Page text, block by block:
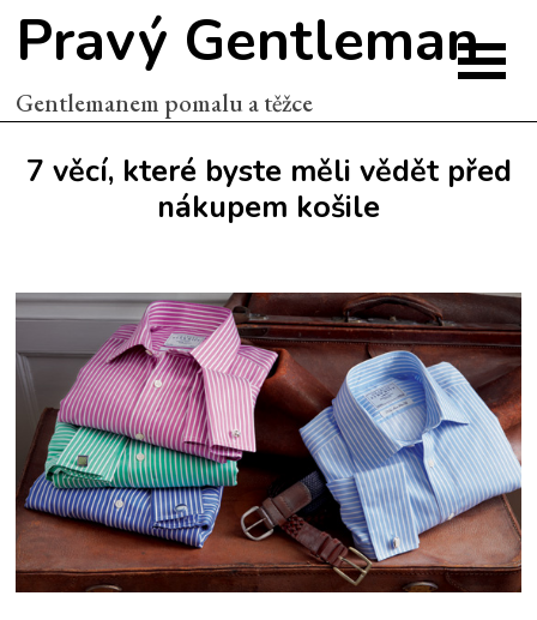
Pravý Gentleman
Gentlemanem pomalu a těžce
7 věcí, které byste měli vědět před
nákupem košile